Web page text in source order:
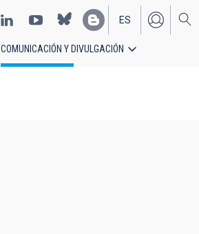
EN
ES
COMUNICACIÓN Y DIVULGACIÓN